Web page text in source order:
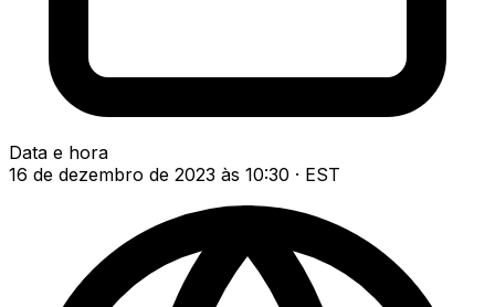
Data e hora
16 de dezembro de 2023 às 10:30 · EST